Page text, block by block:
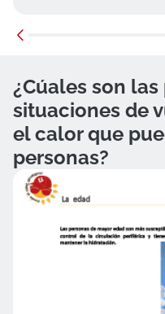
¿Cúales son
situaciones de
el calor que
personas?